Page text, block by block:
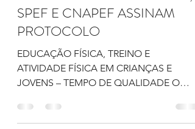
12º CONGRESSO NACIONAL
DE EDUCAÇÃO FÍSICA –
CÂMARA MUNICIPAL LEIRIA,
SPEF E CNAPEF ASSINAM
PROTOCOLO
EDUCAÇÃO FÍSICA, TREINO E
ATIVIDADE FÍSICA EM CRIANÇAS E